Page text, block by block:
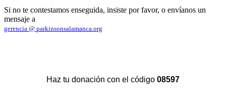
Si no te contestamos enseguida, insiste por favor, o envíanos un
mensaje a
gerencia @ parkinsonsalamanca.org
Haz tu donación con el código 08597